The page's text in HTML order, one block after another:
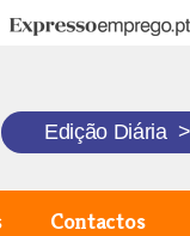
Expresso Emprego
Edição Diária >
Contactos